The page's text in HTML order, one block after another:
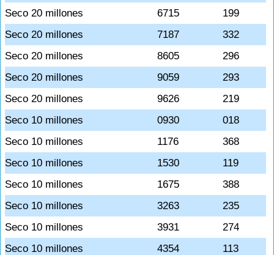
Seco 20 millones
6715
199
Seco 20 millones
7187
332
Seco 20 millones
8605
296
Seco 20 millones
9059
293
Seco 20 millones
9626
219
Seco 10 millones
0930
018
Seco 10 millones
1176
368
Seco 10 millones
1530
119
Seco 10 millones
1675
388
Seco 10 millones
3263
235
Seco 10 millones
3931
274
Seco 10 millones
4354
113